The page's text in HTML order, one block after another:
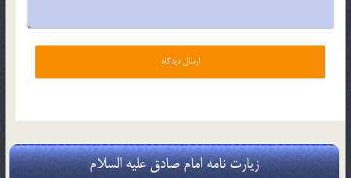
زیارت نامه امام صادق علیه السلام